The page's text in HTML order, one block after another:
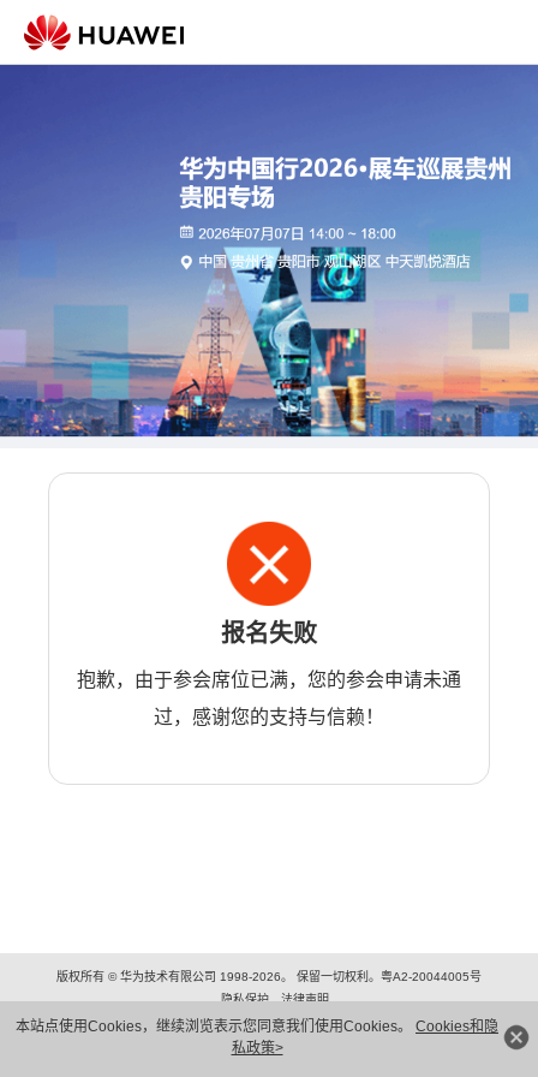
本站点使用Cookies，继续浏览表示您同意我们使用Cookies。 Cookies和隐
私政策>
报名失败
抱歉，由于参会席位已满，您的参会申请未通
过，感谢您的支持与信赖！
版权所有 © 华为技术有限公司 1998-2026。 保留一切权利。粤A2-20044005号
隐私保护
法律声明